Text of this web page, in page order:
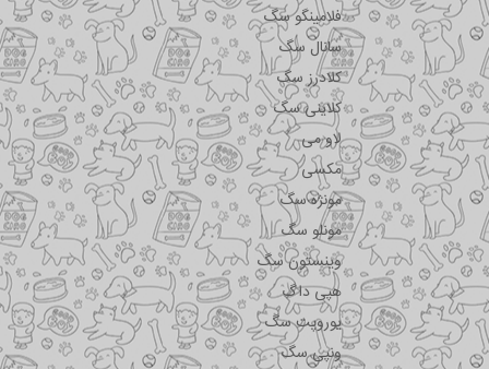
فلامینگو سگ
سانال سگ
کلادرز سگ
کلاینی سگ
لاو می
مکسی
مونژه سگ
مونلو سگ
وینستون سگ
هپی داگ
یوروپت سگ
ونپی سگ